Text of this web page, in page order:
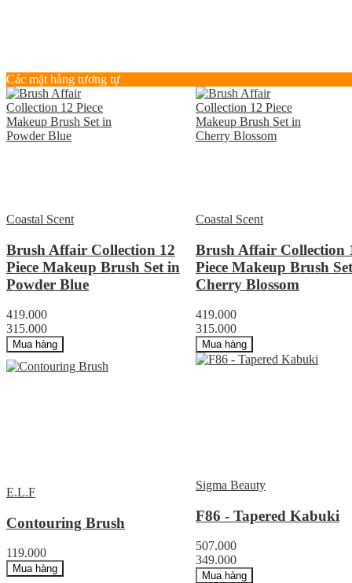
Các mặt hàng tương tự
Coastal Scent
Brush Affair Collection 12
Piece Makeup Brush Set in
Powder Blue
419.000
315.000
Mua hàng
Coastal Scent
Brush Affair Collection
Piece Makeup Brush
Cherry Blossom
419.000
315.000
Mua hàng
E.L.F
Contouring Brush
119.000
Mua hàng
Sigma Beauty
F86 - Tapered Kabuki
507.000
349.000
Mua hàng